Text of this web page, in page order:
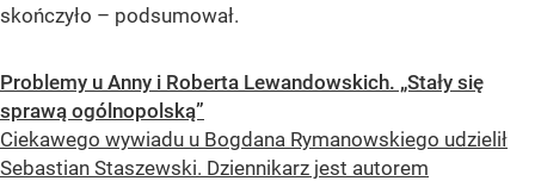
skończyło – podsumował.
Problemy u Anny i Roberta Lewandowskich. „Stały się
sprawą ogólnopolską”
Ciekawego wywiadu u Bogdana Rymanowskiego udzielił
Sebastian Staszewski. Dziennikarz jest autorem